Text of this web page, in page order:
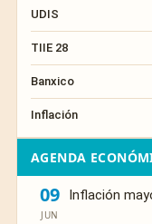
UDIS
TIIE 28
Banxico
Inflación
AGENDA
09
JUN
Inflación